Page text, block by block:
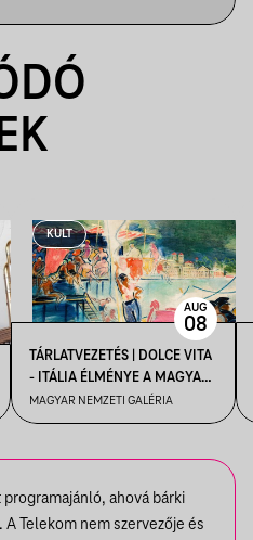
KULT
TÁRLATVEZETÉS | DOLCE VITA
- ITÁLIA ÉLMÉNYE A MAGYAR
MŰVÉSZETBEN
MAGYAR NEMZETI GALÉRIA
AUG
08
ahová bárki
Telekom nem szervezője és